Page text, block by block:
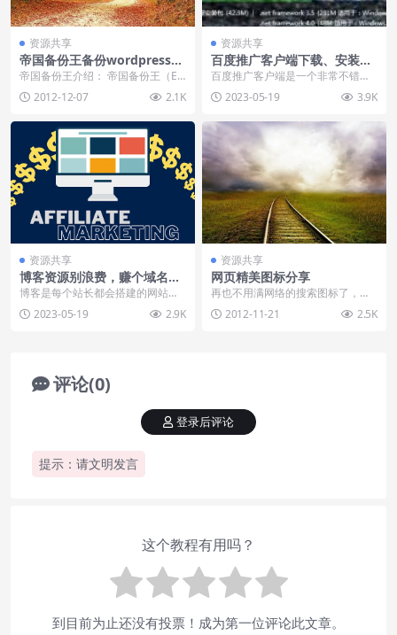
资源共享
帝国备份王备份wordpress网
站数据教程
帝国备份王介绍： 帝国备份王（E
mpireBak）是一款免费开源强大的
数据备份程...
2012-12-07 2.1K
资源共享
百度推广客户端下载、安装、
注册和使用
百度推广客户端是一个非常不错的
关键词挖掘工具，并且是百度他自
己家的，应该来说对于...
2023-05-19 3.9K
资源共享
博客资源别浪费，赚个域名空
间费
博客是每个站长都会搭建的网站，
在自己的博客上可以发表自己对某
个领域的见解，也可以...
2023-05-19 2.9K
资源共享
网页精美图标分享
再也不用满网络的搜索图标了，这
里有100多个精美的网页图标供你
免费下载，资源来至...
2012-11-21 2.5K
评论(0)
提示：请文明发言
登录后评论
这个教程有用吗？
到目前为止还没有投票！成为第一位评论此文章。